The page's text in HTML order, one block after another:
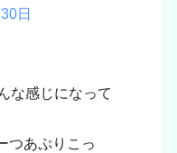
日
な感じになって
つあぷりこっ